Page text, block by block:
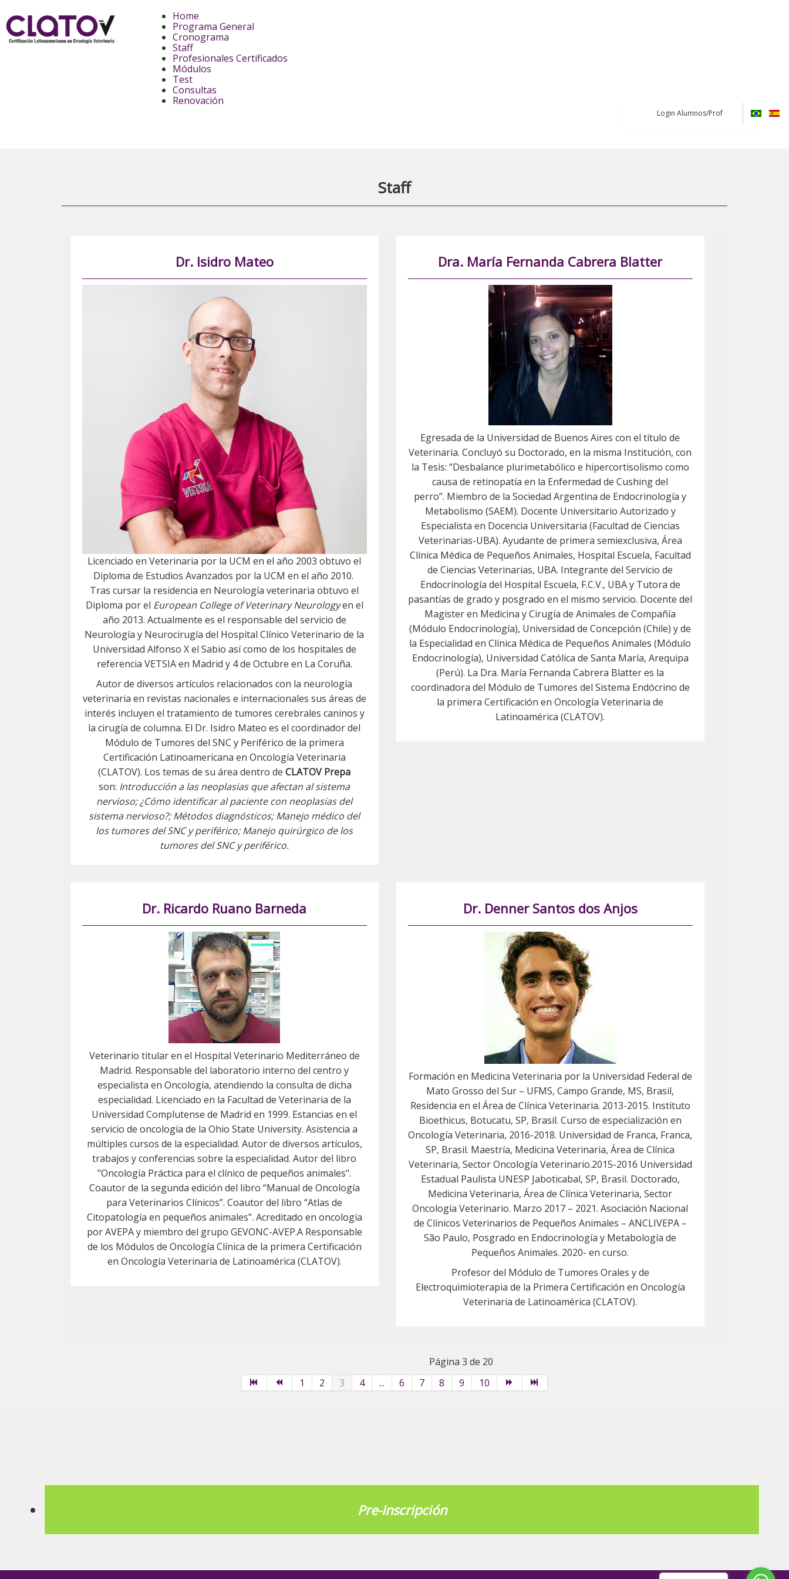
Home
Programa General
Cronograma
Staff
Profesionales Certificados
Módulos
Test
Consultas
Renovación
Login Alumnos/Prof
Staff
Dr. Isidro Mateo
Licenciado en Veterinaria por la UCM en el año 2003 obtuvo el
Diploma de Estudios Avanzados por la UCM en el año 2010.
Tras cursar la residencia en Neurología veterinaria obtuvo el
Diploma por el European College of Veterinary Neurologyen el
año 2013. Actualmente es el responsable del servicio de
Neurología y Neurocirugía del Hospital Clínico Veterinario de la
Universidad Alfonso X el Sabio así como de los hospitales de
referencia VETSIA en Madrid y 4 de Octubre en La Coruña.
Autor de diversos artículos relacionados con la neurología
veterinaria en revistas nacionales e internacionales sus áreas de
interés incluyen el tratamiento de tumores cerebrales caninos y
la cirugía de columna. El Dr. Isidro Mateo es el coordinador del
Módulo de Tumores del SNC y Periférico de la primera
Certificación Latinoamericana en Oncología Veterinaria
(CLATOV). Los temas de su área dentro deCLATOV Prepa
son: Introducción a las neoplasias que afectan al sistema
nervioso; ¿Cómo identificar al paciente con neoplasias del
sistema nervioso?; Métodos diagnósticos; Manejo médico del
los tumores del SNC y periférico; Manejo quirúrgico de los
tumores del SNC y periférico.
Dra. María Fernanda Cabrera Blatter
Egresada de la Universidad de Buenos Aires con el título de
Veterinaria. Concluyó su Doctorado, en la misma Institución, con
la Tesis: “Desbalance plurimetabólico e hipercortisolismo como
causa de retinopatía en la Enfermedad de Cushing del
perro”. Miembro de la Sociedad Argentina de Endocrinología y
Metabolismo (SAEM). Docente Universitario Autorizado y
Especialista en Docencia Universitaria (Facultad de Ciencias
Veterinarias-UBA). Ayudante de primera semiexclusiva, Área
Clínica Médica de Pequeños Animales, Hospital Escuela, Facultad
de Ciencias Veterinarias, UBA. Integrante del Servicio de
Endocrinología del Hospital Escuela, F.C.V., UBA y Tutora de
pasantías de grado y posgrado en el mismo servicio. Docente del
Magister en Medicina y Cirugía de Animales de Compañía
(Módulo Endocrinología), Universidad de Concepción (Chile) y de
la Especialidad en Clínica Médica de Pequeños Animales (Módulo
Endocrinología), Universidad Católica de Santa María, Arequipa
(Perú). La Dra. María Fernanda Cabrera Blatter es la
coordinadora del Módulo de Tumores del Sistema Endócrino de
la primera Certificación en Oncología Veterinaria de
Latinoamérica (CLATOV).
Dr. Ricardo Ruano Barneda
Veterinario titular en el Hospital Veterinario Mediterráneo de
Madrid. Responsable del laboratorio interno del centro y
especialista en Oncología, atendiendo la consulta de dicha
especialidad. Licenciado en la Facultad de Veterinaria de la
Universidad Complutense de Madrid en 1999. Estancias en el
servicio de oncología de la Ohio State University. Asistencia a
múltiples cursos de la especialidad. Autor de diversos artículos,
trabajos y conferencias sobre la especialidad. Autor del libro
"Oncología Práctica para el clínico de pequeños animales".
Coautor de la segunda edición del libro “Manual de Oncología
para Veterinarios Clínicos”. Coautor del libro “Atlas de
Citopatología en pequeños animales”. Acreditado en oncología
por AVEPA y miembro del grupo GEVONC-AVEP.A Responsable
de los Módulos de Oncología Clínica de la primera Certificación
en Oncología Veterinaria de Latinoamérica (CLATOV).
Dr. Denner Santos dos Anjos
Formación en Medicina Veterinaria por la Universidad Federal de
Mato Grosso del Sur – UFMS, Campo Grande, MS, Brasil,
Residencia en el Área de Clínica Veterinaria. 2013-2015. Instituto
Bioethicus, Botucatu, SP, Brasil. Curso de especialización en
Oncología Veterinaria, 2016-2018. Universidad de Franca, Franca,
SP, Brasil. Maestría, Medicina Veterinaria, Área de Clínica
Veterinaria, Sector Oncología Veterinario.2015-2016 Universidad
Estadual Paulista UNESP Jaboticabal, SP, Brasil. Doctorado,
Medicina Veterinaria, Área de Clínica Veterinaria, Sector
Oncología Veterinario. Marzo 2017 – 2021. Asociación Nacional
de Clínicos Veterinarios de Pequeños Animales – ANCLIVEPA –
São Paulo, Posgrado en Endocrinología y Metabología de
Pequeños Animales. 2020- en curso.
Profesor del Módulo de Tumores Orales y de
Electroquimioterapia de la Primera Certificación en Oncología
Veterinaria de Latinoamérica (CLATOV).
Página 3 de 20
1
2 3 4 ... 6 7 8 9 10
Pre-Inscripción